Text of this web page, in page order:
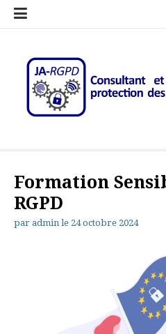
Aller
protection des
personnelles
Formation
RGPD
par admin le 24 octobre 2024